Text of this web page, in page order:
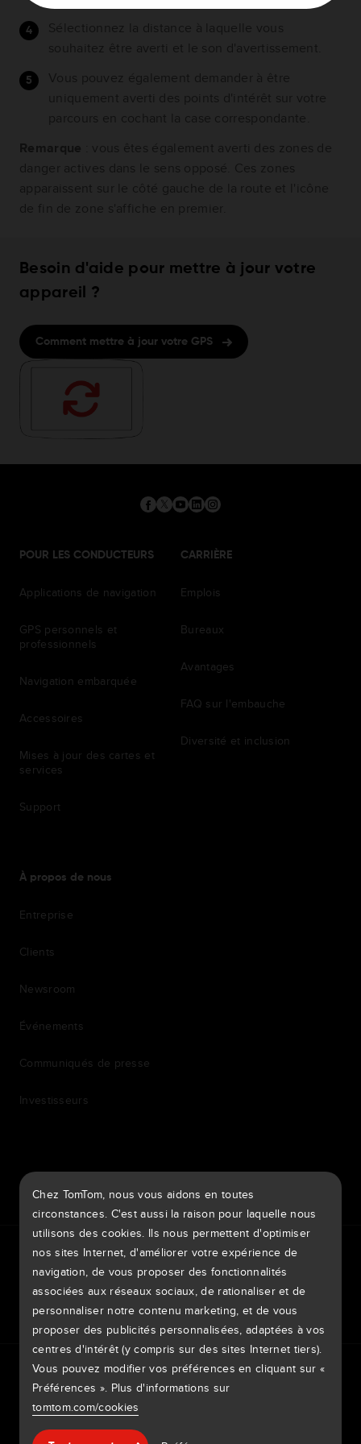
Besoin d'aide pour mettre à jour votre
appareil ?
Comment mettre à jour votre GPS
POUR LES CONDUCTEURS
Applications de navigation
GPS personnels et
professionnels
Navigation embarquée
Accessoires
Mises à jour des cartes et
services
Support
CARRIÈRE
Emplois
Bureaux
Avantages
FAQ sur l'embauche
Diversité et inclusion
À propos de nous
Entreprise
Clients
Newsroom
Événements
Communiqués de presse
Investisseurs
9th item of footer
TomTom Traffic IndexTomTom Portail clients
TomTom Move PortalTomTom Suppliers
België | Nederlands
Belgique | Français
Politique de confidentialitéMentions légales
Utilisation de vos donnéesCookiesSignaler des vulnérabilités
Signaler une modification de carte
Copyright © 2026 TomTom International BV. All rights
Chez TomTom, nous vous aidons en toutes
circonstances. C'est aussi la raison pour laquelle nous
utilisons des cookies. Ils nous permettent d'optimiser
nos sites Internet, d'améliorer votre expérience de
navigation, de vous proposer des fonctionnalités
associées aux réseaux sociaux, de rationaliser et de
personnaliser notre contenu marketing, et de vous
proposer des publicités personnalisées, adaptées à vos
centres d'intérêt (y compris sur des sites Internet tiers).
Vous pouvez modifier vos préférences en cliquant sur «
Préférences ». Plus d'informations sur
tomtom.com/cookies